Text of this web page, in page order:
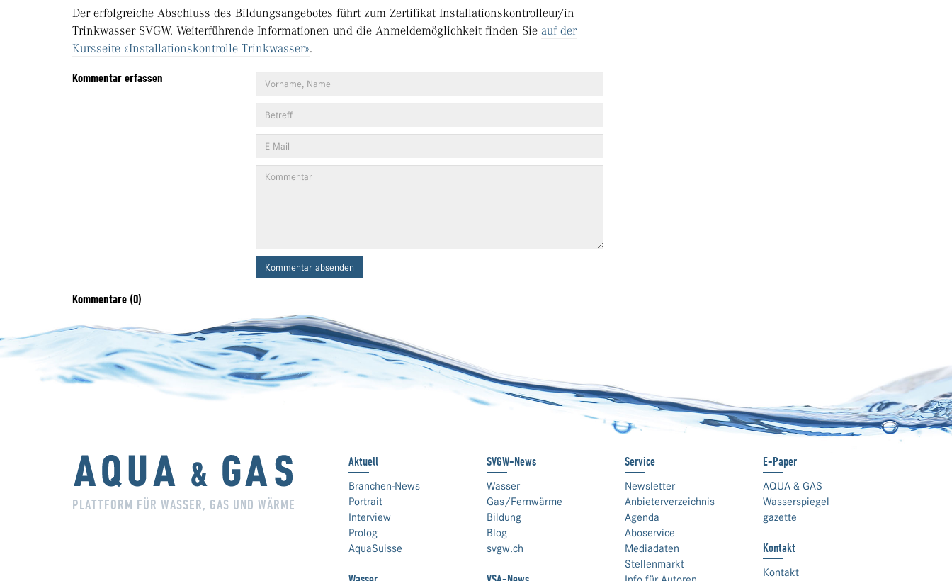
Der erfolgreiche Abschluss des Bildungsangebotes führt zum Zertifikat Installationskontrolleur/in
Trinkwasser SVGW. Weiterführende Informationen und die Anmeldemöglichkeit finden Sie auf der
Kursseite «Installationskontrolle Trinkwasser».
Kommentar erfassen
Kommentar absenden
Kommentare (0)
PLATTFORM FÜR WASSER, GAS UND WÄRME
Aktuell
Branchen-News
Portrait
Interview
Prolog
AquaSuisse
SVGW-News
Wasser
Gas/Fernwärme
Bildung
Blog
svgw.ch
Service
Newsletter
Anbieterverzeichnis
Agenda
Aboservice
Mediadaten
Stellenmarkt
E-Paper
AQUA & GAS
Wasserspiegel
gazette
Kontakt
Kontakt